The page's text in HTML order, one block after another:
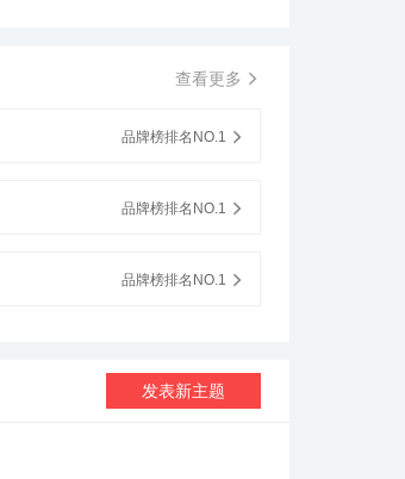
查看更多
品牌榜排名NO.1
品牌榜排名NO.1
品牌榜排名NO.1
发表新主题